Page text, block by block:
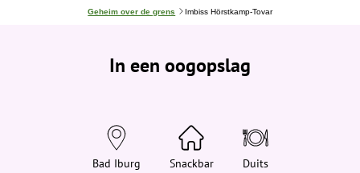
J
Geheim over de grens Imbiss Hörstkamp-Tovar
In een oogopslag
Bad Iburg Snackbar Duits